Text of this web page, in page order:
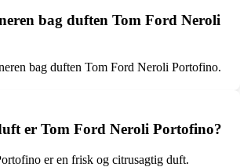
bag duften Tom Ford Neroli
bag duften Tom Ford Neroli Portofino.
er Tom Ford Neroli Portofino?
er en frisk og citrusagtig duft.